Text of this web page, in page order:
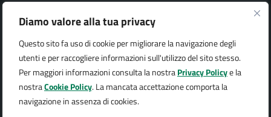
Diamo valore alla tua privacy
Questo sito fa uso di cookie per migliorare la navigazione degli
utenti e per raccogliere informazioni sull'utilizzo del sito stesso.
Per maggiori informazioni consulta la nostraPrivacy Policye la
nostraCookie Policy. La mancata accettazione comporta la
navigazione in assenza di cookies.
Città di Arona